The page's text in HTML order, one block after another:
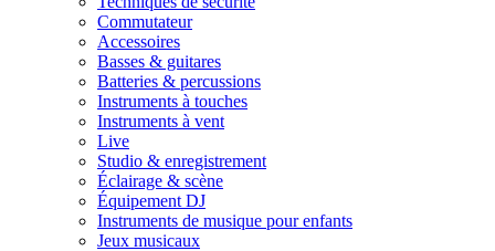
Commutateur
Accessoires
Basses & guitares
Batteries & percussions
Instruments à touches
Instruments à vent
Live
Studio & enregistrement
Éclairage & scène
Équipement DJ
Instruments de musique pour enfants
Jeux musicaux